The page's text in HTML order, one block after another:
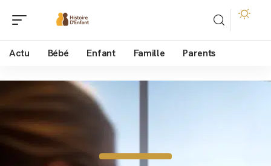
Actu Bébé Enfant Famille Parents